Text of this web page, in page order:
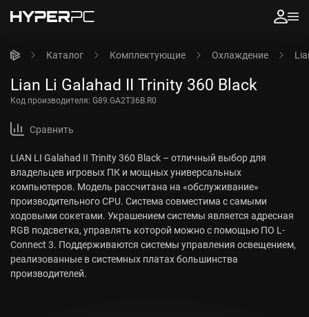
Каталог Комплектующие Охлаждение
Lian Li Galahad II Trinity 360 Black
Код производителя: G89.GA2T36B.R0
Сравнить
LIAN LI Galahad II Trinity 360 Black – отличный выбор для
владельцев игровых ПК и мощных универсальных
компьютеров. Модель рассчитана на «обслуживание»
производительного CPU. Система совместима с самыми
ходовыми сокетами. Украшением системы является адресная
RGB подсветка, управлять которой можно с помощью ПО L-
Connect 3. Поддерживаются системы управления освещением,
реализованные в системных платах большинства
производителей.